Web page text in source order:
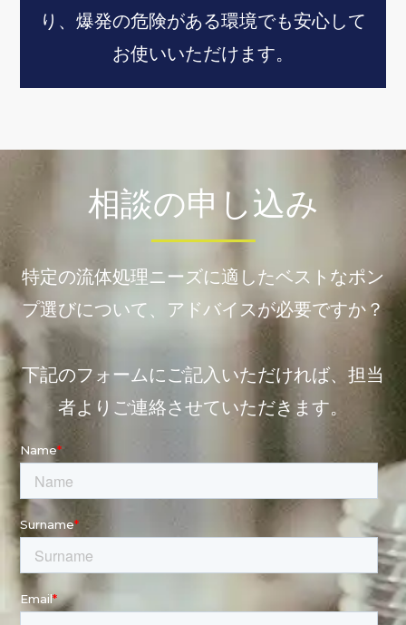
り、爆発の危険がある環境でも安心して
お使いいただけます。
相談の申し込み
特定の流体処理ニーズに適したベストなポン
プ選びについて、アドバイスが必要ですか？
下記のフォームにご記入いただければ、担当
者よりご連絡させていただきます。